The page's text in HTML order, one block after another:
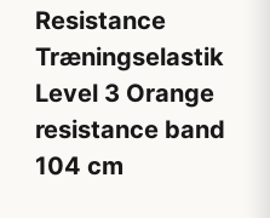
Resistance
Træningselastik
Level 3 Orange
resistance band
104 cm